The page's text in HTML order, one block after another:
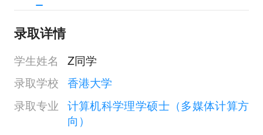
录取详情
学生姓名
Z同学
录取学校 香港大学
录取专业 计算机科学理学硕士（多媒体计算方
向）